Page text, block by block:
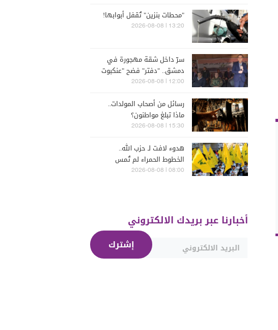
"محطات بنزين" تُقفل أبوابها!
13:20 | 2026-08-08
سرّ داخل شقة مهجورة في
دمشق.. "دفتر" فضح "عنكبوت
الأسد"!"
12:00 | 2026-08-08
رسائل من أصحاب المولدات..
ماذا تبلغ مواطنون؟
15:30 | 2026-08-08
هدوء لافت لـ حزب الله..
الخطوط الحمراء لم تُمس
08:00 | 2026-08-08
أخبارنا عبر بريدك الالكتروني
إشترك